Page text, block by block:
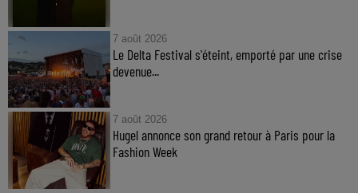
7 août 2026
Le Delta Festival s'éteint, emporté par une crise
devenue...
7 août 2026
Hugel annonce son grand retour à Paris pour la
Fashion Week